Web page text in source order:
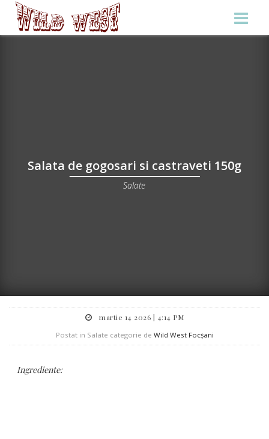
Salata de gogosari si castraveti 150g
Salate
martie 14 2026 | 4:14 PM
Postat in Salate categorie de Wild West Focșani
Ingrediente: